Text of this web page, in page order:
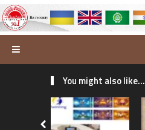
You might also like...